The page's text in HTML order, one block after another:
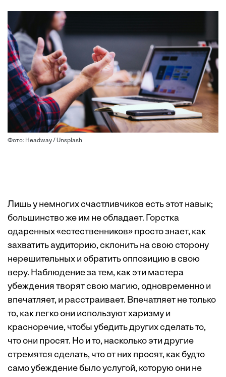
Фото: Headway / Unsplash
Лишь у немногих счастливчиков есть этот навык;
большинство же им не обладает. Горстка
одаренных «естественников» просто знает, как
захватить аудиторию, склонить на свою сторону
нерешительных и обратить оппозицию в свою
веру. Наблюдение за тем, как эти мастера
убеждения творят свою магию, одновременно и
впечатляет, и расстраивает. Впечатляет не только
то, как легко они используют харизму и
красноречие, чтобы убедить других сделать то,
что они просят. Но и то, насколько эти другие
стремятся сделать, что от них просят, как будто
само убеждение было услугой, которую они не